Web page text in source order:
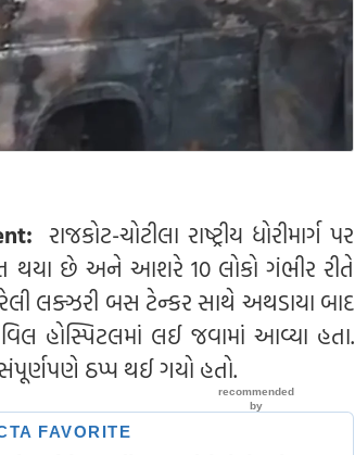
રાજકોટ-ચોટીલા રાષ્ટ્રીય ધોરીમાર્ગ પર
થયા છે અને આશરે 10 લોકો ગંભીર રીતે
લક્ઝરી બસ ટેન્કર સાથે અથડાયા બાદ
હોસ્પિટલમાં લઈ જવામાં આવ્યા હતા.
સંપૂર્ણપણે ઠપ્પ થઈ ગયો હતો.